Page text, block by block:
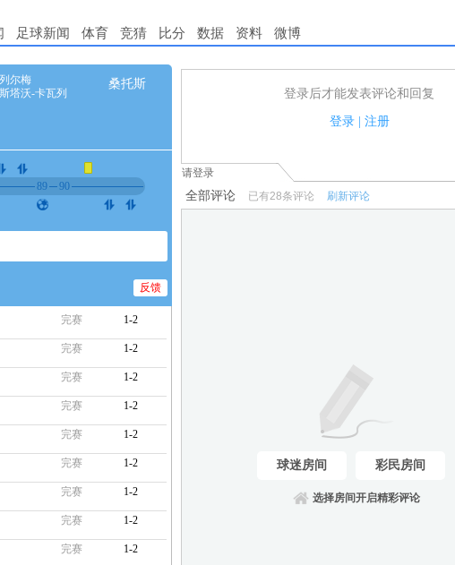
足球新闻 体育 竞猜 比分 数据 资料 微博
尔梅
塔沃-卡瓦列
桑托斯
89 90
反馈
完赛 1-2
完赛 1-2
完赛 1-2
完赛 1-2
完赛 1-2
完赛 1-2
完赛 1-2
完赛 1-2
完赛 1-2
登录后才能发表评论和回复
登录| 注册
1.电脑端新用户可以发表评论了！
请登录
全部评论 已有28条评论 刷新评论
球迷房间 彩民房间
选择房间开启精彩评论